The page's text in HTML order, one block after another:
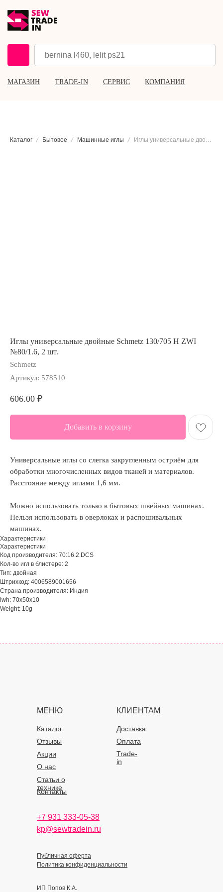
МАГАЗИН TRADE-IN СЕРВИС КОМПАНИЯ
Каталог Бытовое Машинные иглы
Иглы универсальные двойные Schmetz 130/705 H ZWI
№80/1.6, 2 шт.
Schmetz
Артикул: 578510
606.00 ₽
Добавить в корзину
Универсальные иглы со слегка закругленным остриём для
обработки многочисленных видов тканей и материалов.
Расстояние между иглами 1,6 мм.
Можно использовать только в бытовых швейных машинах.
Нельзя использовать в оверлоках и распошивальных
машинах.
Характеристики
Характеристики
Код производителя: 70:16.2.DCS
Кол-во игл в блистере: 2
Тип: двойная
Штрихкод: 4006589001656
Страна производителя: Индия
lwh: 70x50x10
Weight: 10g
МЕНЮ КЛИЕНТАМ
Каталог
О нас
Доставка
Статьи о
технике
Оплата
Отзывы
Акции
Контакты
Trade-
in
+7 931 333-05-38
kp@sewtradein.ru
ИП Попов К.А.
Политика конфиденциальности
Публичная оферта